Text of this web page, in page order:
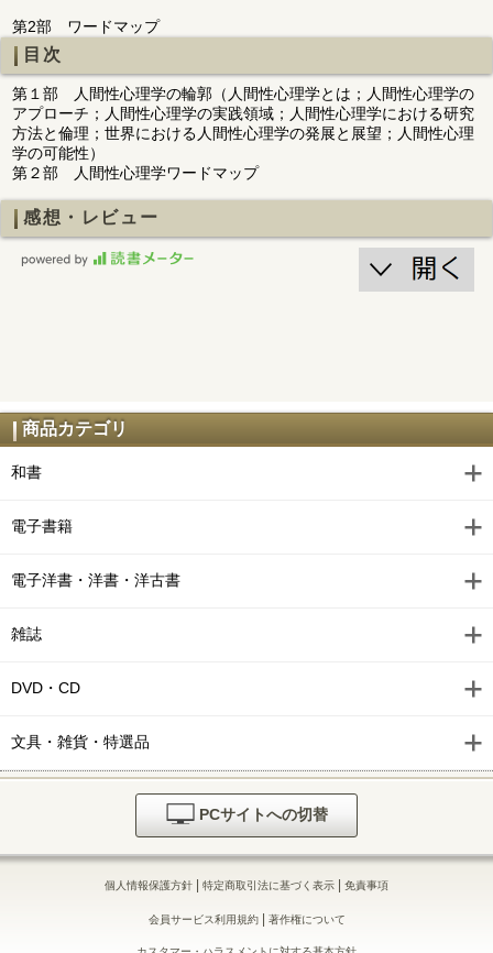
第2部 ワードマップ
目次
第１部 人間性心理学の輪郭（人間性心理学とは；人間性心理学の
アプローチ；人間性心理学の実践領域；人間性心理学における研究
方法と倫理；世界における人間性心理学の発展と展望；人間性心理
学の可能性）
第２部 人間性心理学ワードマップ
感想・レビュー
商品カテゴリ
和書
電子書籍
電子洋書・洋書・洋古書
雑誌
DVD・CD
文具・雑貨・特選品
PCサイトへの切替
個人情報保護方針 特定商取引法に基づく表示 免責事項
会員サービス利用規約| 著作権について